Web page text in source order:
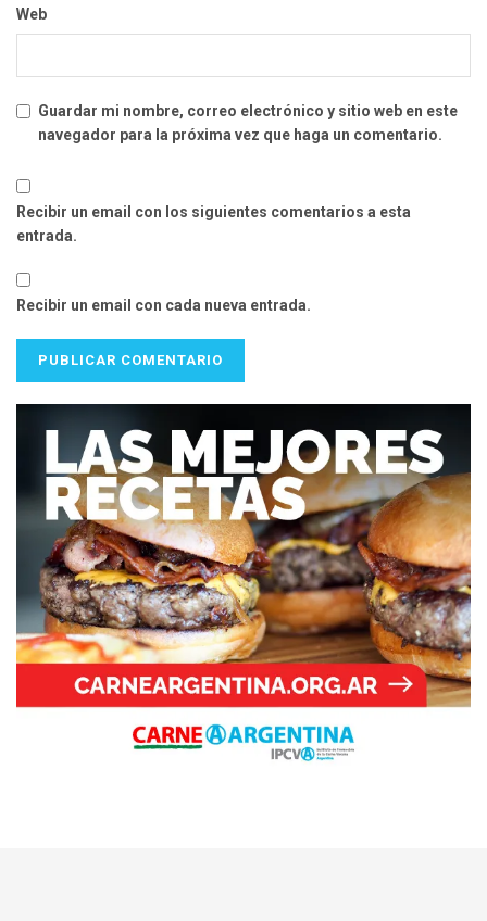
Web
Guardar mi nombre, correo electrónico y sitio web en este
navegador para la próxima vez que haga un comentario.
Recibir un email con los siguientes comentarios a esta
entrada.
Recibir un email con cada nueva entrada.